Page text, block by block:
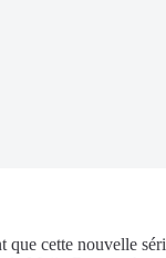
cette nouvelle